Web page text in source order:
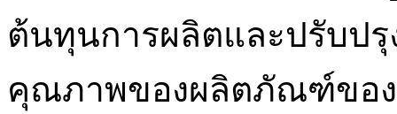
ต้นทุนการผลิตและปรับป
คุณภาพของผลิตภัณฑ์ขอ